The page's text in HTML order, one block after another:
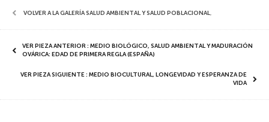
VOLVER A LA GALERÍA SALUD AMBIENTAL Y SALUD POBLACIONAL,
VER PIEZA ANTERIOR : MEDIO BIOLÓGICO, SALUD AMBIENTAL Y MADURACIÓN
OVÁRICA: EDAD DE PRIMERA REGLA (ESPAÑA)
VER PIEZA SIGUIENTE : MEDIO BIOCULTURAL, LONGEVIDAD Y ESPERANZA DE
VIDA